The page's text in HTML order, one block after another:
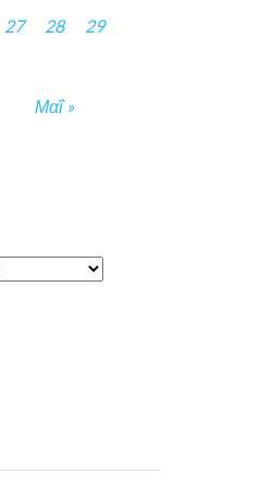
Μαΐ »
27 28
29